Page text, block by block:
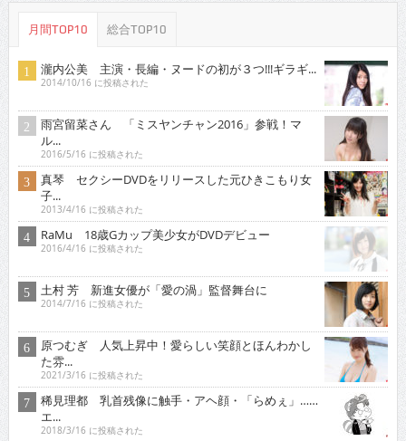
月間TOP10 総合TOP10
瀧内公美 主演・長編・ヌードの初が３つ!!!ギラギ...
2014/10/16 に投稿された
雨宮留菜さん 「ミスヤンチャン2016」参戦！マ
ル...
2016/5/16 に投稿された
真琴 セクシーDVDをリリースした元ひきこもり女
子...
2013/4/16 に投稿された
RaMu 18歳Gカップ美少女がDVDデビュー
2016/4/16 に投稿された
土村 芳 新進女優が「愛の渦」監督舞台に
2014/7/16 に投稿された
原つむぎ 人気上昇中！愛らしい笑顔とほんわかし
た雰...
2021/3/16 に投稿された
稀見理都 乳首残像に触手・アヘ顔・「らめぇ」……
エ...
2018/3/16 に投稿された